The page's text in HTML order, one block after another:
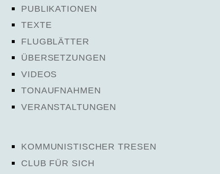
PUBLIKATIONEN
TEXTE
FLUGBLÄTTER
ÜBERSETZUNGEN
VIDEOS
TONAUFNAHMEN
VERANSTALTUNGEN
KOMMUNISTISCHER TRESEN
CLUB FÜR SICH